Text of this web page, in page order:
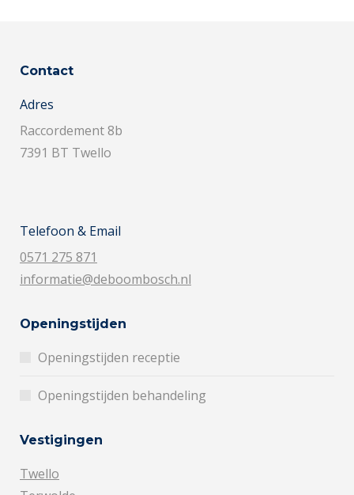
Contact
Adres
Raccordement 8b
7391 BT Twello
Telefoon & Email
0571 275 871
informatie@deboombosch.nl
Openingstijden
Openingstijden receptie
Openingstijden behandeling
Vestigingen
Twello